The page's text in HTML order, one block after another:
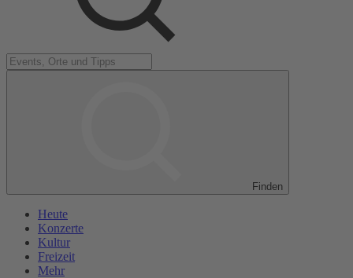
Finden
Heute
Konzerte
Kultur
Freizeit
Mehr